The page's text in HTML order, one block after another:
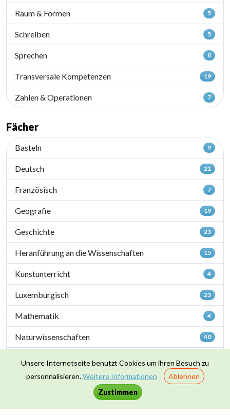
Raum & Formen 5
Schreiben 5
Sprechen 8
Transversale Kompetenzen 19
Zahlen & Operationen 7
Fächer
Basteln 9
Deutsch 21
Französisch 7
Geografie 19
Geschichte 23
Heranführung an die Wissenschaften 15
Kunstunterricht 4
Luxemburgisch 23
Mathematik 4
Naturwissenschaften 40
Zusammenleben & Werte 16
Unsere Internetseite benutzt Cookies um ihren Besuch zu
personnalisieren.Weitere Informationen
Ablehnen
Zustimmen